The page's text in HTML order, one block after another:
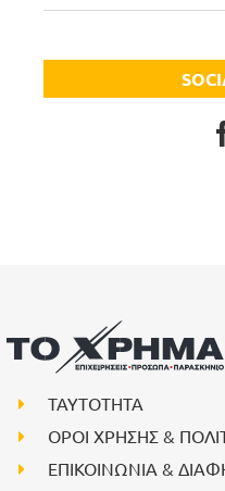
ΤΑΥΤΟΤΗΤΑ
ΟΡΟΙ ΧΡΗΣΗΣ &
ΕΠΙΚΟΙΝΩΝΙΑ &